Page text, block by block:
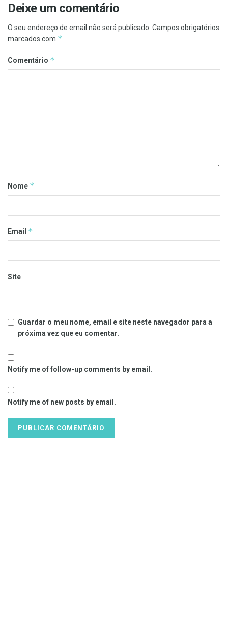
Deixe um comentário
O seu endereço de email não será publicado. Campos obrigatórios
marcados com *
Comentário *
Nome *
Email *
Site
Guardar o meu nome, email e site neste navegador para a
próxima vez que eu comentar.
Notify me of follow-up comments by email.
Notify me of new posts by email.